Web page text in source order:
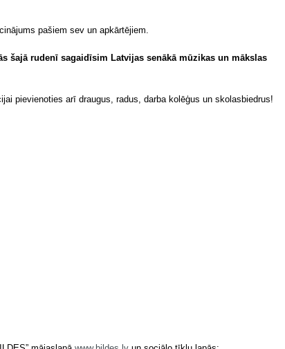
pašiem sev un apkārtējiem.
šajā rudenī sagaidīsim Latvijas senākā mūzikas un mākslas
pievienoties arī draugus, radus, darba kolēģus un skolasbiedrus!